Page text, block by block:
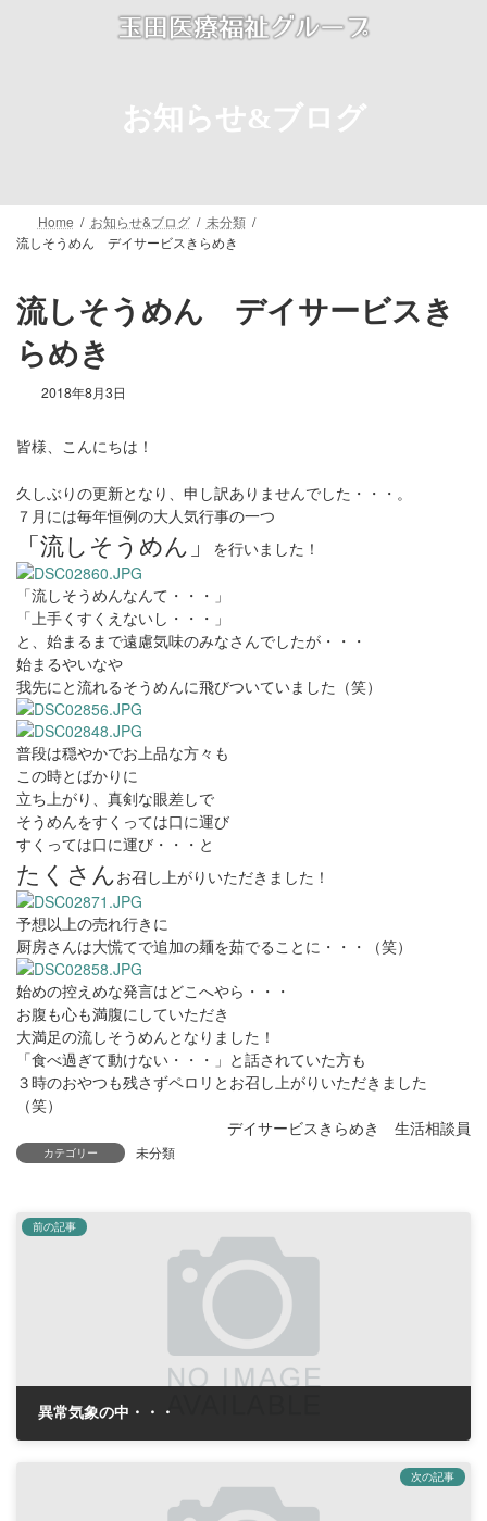
お知らせ&ブログ
Home お知らせ&ブログ
未分類
流しそうめん デイサービスきらめき
流しそうめん デイサービスき
らめき
2018年8月3日
皆様、こんにちは！
久しぶりの更新となり、申し訳ありませんでした・・・。
７月には毎年恒例の大人気行事の一つ
「流しそうめん」 を行いました！
「流しそうめんなんて・・・」
「上手くすくえないし・・・」
と、始まるまで遠慮気味のみなさんでしたが・・・
始まるやいなや
我先にと流れるそうめんに飛びついていました（笑）
普段は穏やかでお上品な方々も
この時とばかりに
立ち上がり、真剣な眼差しで
そうめんをすくっては口に運び
すくっては口に運び・・・と
たくさんお召し上がりいただきました！
予想以上の売れ行きに
厨房さんは大慌てで追加の麺を茹でることに・・・（笑）
始めの控えめな発言はどこへやら・・・
お腹も心も満腹にしていただき
大満足の流しそうめんとなりました！
「食べ過ぎて動けない・・・」と話されていた方も
３時のおやつも残さずペロリとお召し上がりいただきました
（笑）
デイサービスきらめき 生活相談員
カテゴリー 未分類
前の記事
異常気象の中・・・
次の記事